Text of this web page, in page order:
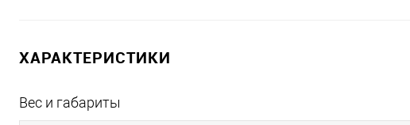
ХАРАКТЕРИСТИКИ
Вес и габариты